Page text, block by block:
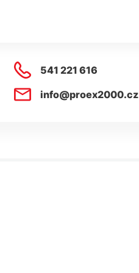
541 221 616
info@proex2000.cz